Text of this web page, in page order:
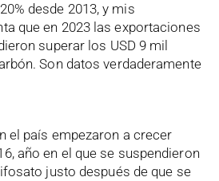
desde 2013, y mis
que en 2023 las exportaciones
superar los USD 9 mil
Son datos verdaderamente
el país empezaron a crecer
año en el que se suspendieron
justo después de que se